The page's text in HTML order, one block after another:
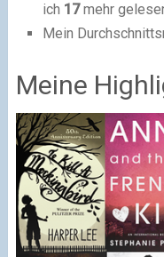
ich 17mehr
Mein
Meine